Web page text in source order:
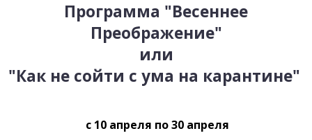
Программа "Весеннее
Преображение"
или
"Как не сойти с ума на карантине"
с 10 апреля по 30 апреля